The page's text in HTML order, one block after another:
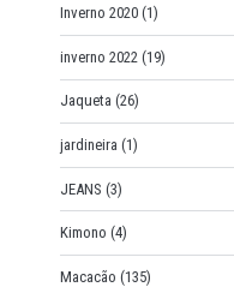
Inverno 2020 (1)
inverno 2022 (19)
Jaqueta (26)
jardineira (1)
JEANS (3)
Kimono (4)
Macacão (135)